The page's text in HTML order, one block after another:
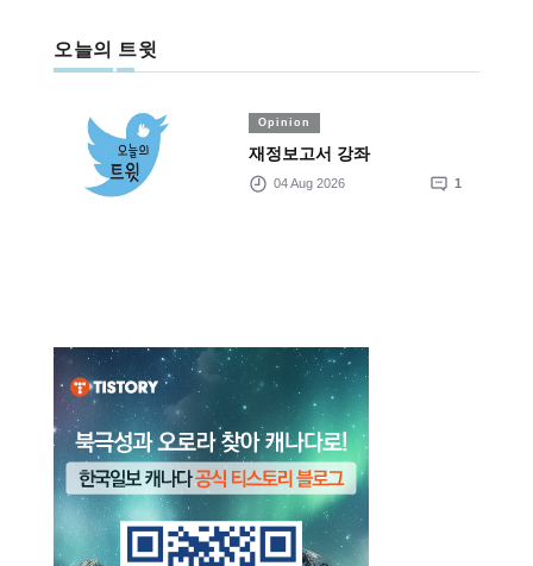
오늘의 트윗
Opinion
재정보고서 강좌
04 Aug 2026 1